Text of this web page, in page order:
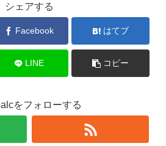
シェアする
Facebook はてブ
LINE コピー
をフォローする